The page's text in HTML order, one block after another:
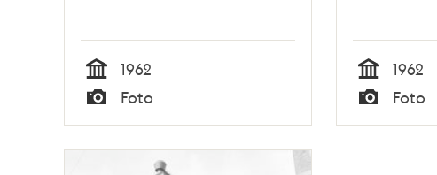
Tid
1962
Typ
Foto Tid
1962
Typ
Foto